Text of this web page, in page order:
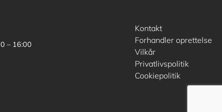
– 16:00
Kontakt
Forhandler oprettelse
Vilkår
Privatlivspolitik
Cookiepolitik